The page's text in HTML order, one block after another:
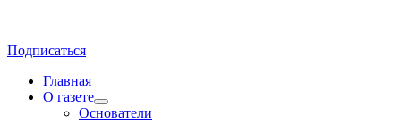
Подписаться
Главная
О газете
Основатели